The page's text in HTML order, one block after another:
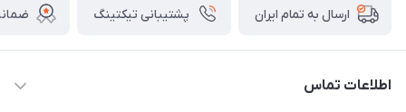
ارسال به تمام ایران پشتیبانی تیکتینگ
اطلاعات تماس